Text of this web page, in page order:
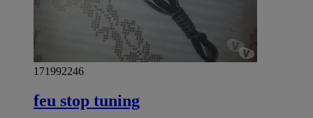
171992246
feu stop tuning